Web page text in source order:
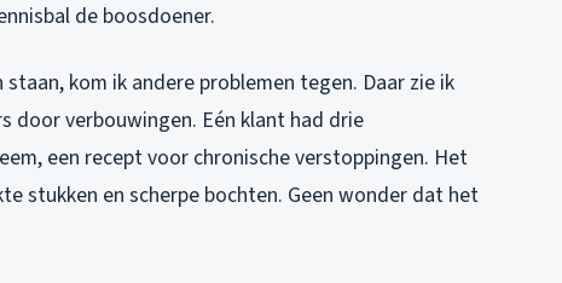
de boosdoener.
kom ik andere problemen tegen. Daar zie ik
door verbouwingen. Eén klant had drie
een recept voor chronische verstoppingen. Het
stukken en scherpe bochten. Geen wonder dat het